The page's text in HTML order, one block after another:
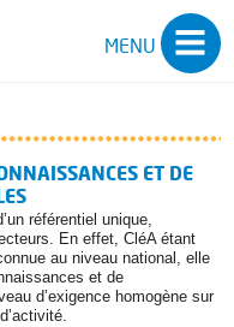
MENU
ET DE
référentiel unique,
En effet, CléA étant
au niveau national, elle
et de
d’exigence homogène sur